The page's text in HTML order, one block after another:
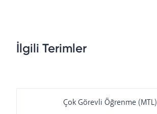
İlgili Terimler
Çok Görevli Öğrenme (MTL)